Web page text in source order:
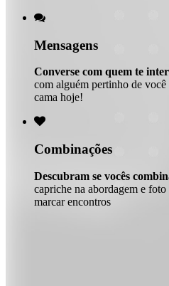

Mensagens
Converse com quem te
com alguém pertinho de
cama hoje!

Combinações
Descubram se vocês
capriche na abordagem e
marcar encontros